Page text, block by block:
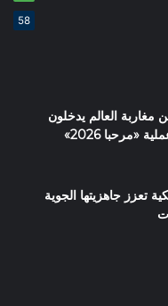
58
من مغاربة العالم يدخلون
«مرحبا 2026»
تعزز جاهزيتها الجوية